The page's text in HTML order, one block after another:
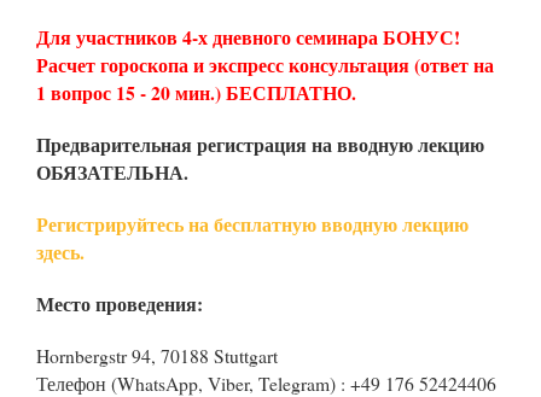
Для участников 4-х дневного семинара БОНУС!
Расчет гороскопа и экспресс консультация (ответ на
1 вопрос 15 - 20 мин.) БЕСПЛАТНО.
Предварительная регистрация на вводную лекцию
ОБЯЗАТЕЛЬНА.
Регистрируйтесь на бесплатную вводную лекцию
здесь.
Место проведения:
Hornbergstr 94, 70188 Stuttgart
Телефон (WhatsApp, Viber, Telegram) : +49 176 52424406